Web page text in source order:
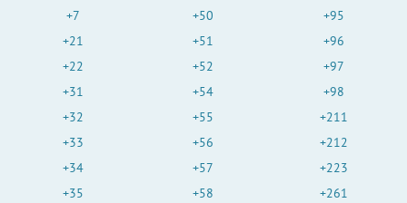
+7
+21
+22
+31
+32
+33
+34
+35
+50
+51
+52
+54
+55
+56
+57
+58
+95
+96
+97
+98
+211
+212
+223
+261